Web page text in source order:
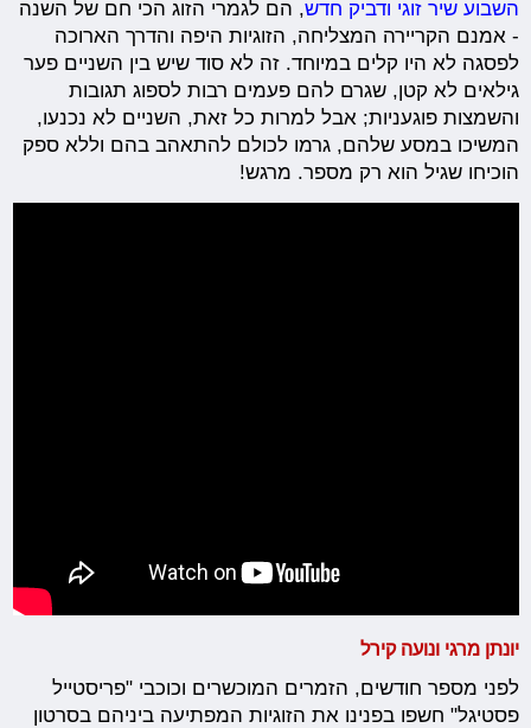
השבוע שיר זוגי ודביק חדש, הם לגמרי הזוג הכי חם של השנה
- אמנם הקריירה המצליחה, הזוגיות היפה והדרך הארוכה
לפסגה לא היו קלים במיוחד. זה לא סוד שיש בין השניים פער
גילאים לא קטן, שגרם להם פעמים רבות לספוג תגובות
והשמצות פוגעניות; אבל למרות כל זאת, השניים לא נכנעו,
המשיכו במסע שלהם, גרמו לכולם להתאהב בהם וללא ספק
הוכיחו שגיל הוא רק מספר. מרגש!
יונתן מרגי ונועה קירל
לפני מספר חודשים, הזמרים המוכשרים וכוכבי "פריסטייל
פסטיגל" חשפו בפנינו את הזוגיות המפתיעה ביניהם בסרטון